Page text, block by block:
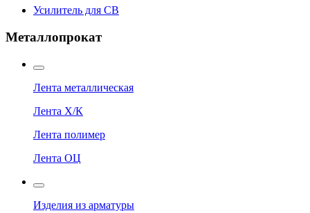
Усилитель для СВ
Металлопрокат
Лента металлическая
Лента Х/К
Лента полимер
Лента ОЦ
Изделия из арматуры